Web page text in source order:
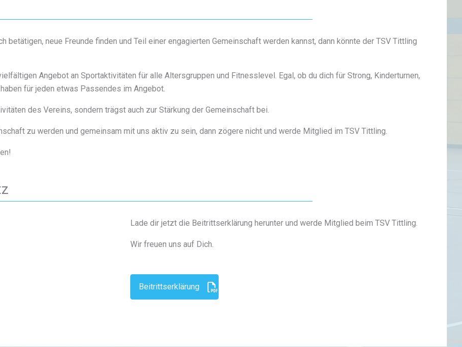
betätigen, neue Freunde finden und Teil einer engagierten Gemeinschaft werden kannst, dann könnte der TSV Tittling
Angebot an Sportaktivitäten für alle Altersgruppen und Fitnesslevel. Egal, ob du dich für Strong, Kinderturnen,
für jeden etwas Passendes im Angebot.
des Vereins, sondern trägst auch zur Stärkung der Gemeinschaft bei.
zu werden und gemeinsam mit uns aktiv zu sein, dann zögere nicht und werde Mitglied im TSV Tittling.
Lade dir jetzt die Beitrittserklärung herunter und werde Mitglied beim TSV Tittling.
Wir freuen uns auf Dich.
Beitrittserklärung